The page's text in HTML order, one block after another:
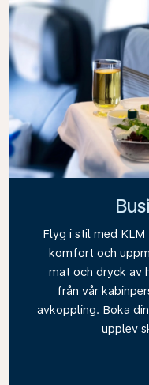
Flyg i stil med KLM
komfort och
mat och dryck av
från vår
avkoppling. Boka
upplev